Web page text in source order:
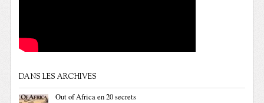
DANS LES ARCHIVES
Out of Africa en 20 secrets